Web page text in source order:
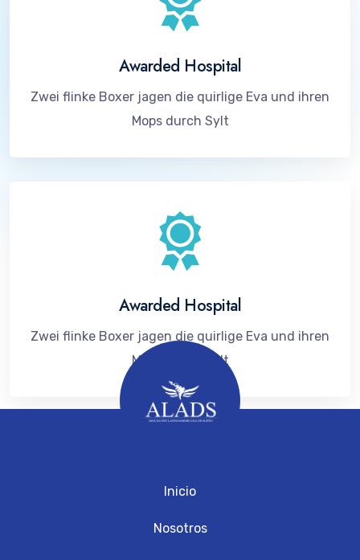
Awarded Hospital
Zwei flinke Boxer jagen die quirlige Eva und ihren
Mops durch Sylt
Awarded Hospital
Zwei flinke Boxer jagen die quirlige Eva und ihren
Mops durch Sylt
Inicio
Nosotros